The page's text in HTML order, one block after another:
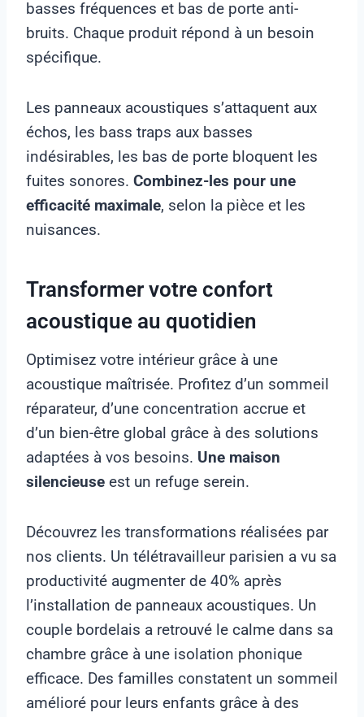
basses fréquences et bas de porte anti-
bruits. Chaque produit répond à un besoin
spécifique.
Les panneaux acoustiques s’attaquent aux
échos, les bass traps aux basses
indésirables, les bas de porte bloquent les
fuites sonores. Combinez-les pour une
efficacité maximale, selon la pièce et les
nuisances.
Transformer votre confort
acoustique au quotidien
Optimisez votre intérieur grâce à une
acoustique maîtrisée. Profitez d’un sommeil
réparateur, d’une concentration accrue et
d’un bien-être global grâce à des solutions
adaptées à vos besoins. Une maison
silencieuse est un refuge serein.
Découvrez les transformations réalisées par
nos clients. Un télétravailleur parisien a vu sa
productivité augmenter de 40% après
l’installation de panneaux acoustiques. Un
couple bordelais a retrouvé le calme dans sa
chambre grâce à une isolation phonique
efficace. Des familles constatent un sommeil
amélioré pour leurs enfants grâce à des